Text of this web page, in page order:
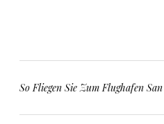
So Fliegen Sie Zum Flughafen